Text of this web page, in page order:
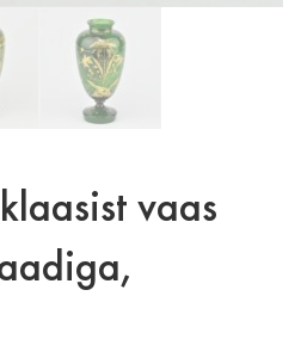
vaas